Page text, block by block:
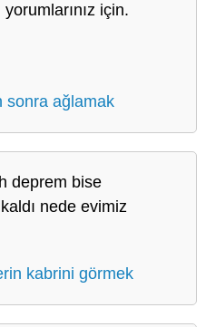
için.
sonra ağlamak
deprem bise
nede evimiz
kabrini görmek